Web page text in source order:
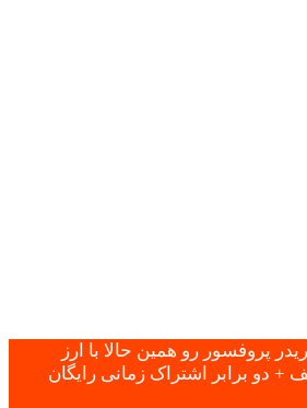
پروفسور رو همین حالا با ارز
و ۱۰٪ تخفیف + دو برابر اشتراک زمانی رایگان